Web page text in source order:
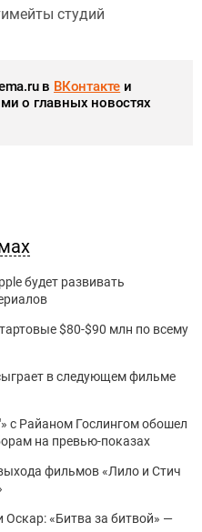
студий
в ВКонтакте и
о главных новостях
будет развивать
$80-$90 млн по всему
в следующем фильме
с Райаном Гослингом обошел
на превью-показах
фильмов «Лило и Стич
Оскар: «Битва за битвой» —